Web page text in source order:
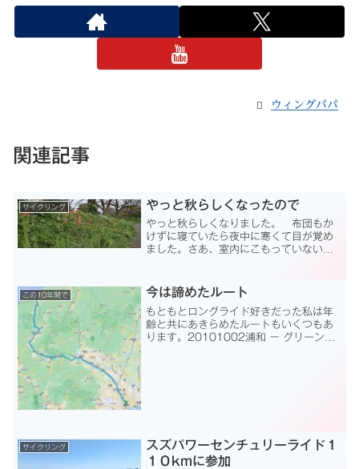
ウィングパパ
関連記事
サイクリング やっと秋らしくなったので
やっと秋らしくなりました。 布団もか
けずに寝ていたら夜中に寒くて目が覚め
ました。さあ、室内にこもっていないで
額確認や、その他もろもろの用事が有っ
てそんなに時間が取れま...
この10年間で 今は諦めたルート
もともとロングライド好きだった私は年
齢と共にあきらめたルートもいくつもあ
ります。20101002浦和 － グリーンラ
サイクリング
スズパワーセンチュリーライド１
１０kmに参加